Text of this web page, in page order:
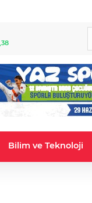
Bilim ve Teknoloji